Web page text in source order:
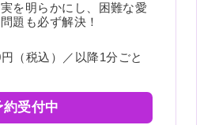
を明らかにし、困難な愛
題も必ず解決！
（税込）／以降1分ごと
約受付中